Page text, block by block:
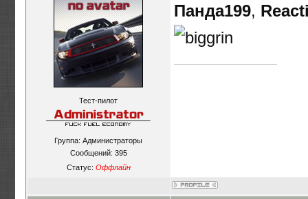
Тест-пилот
Группа: Администраторы
Сообщений: 395
Статус: Оффлайн
Панда199,